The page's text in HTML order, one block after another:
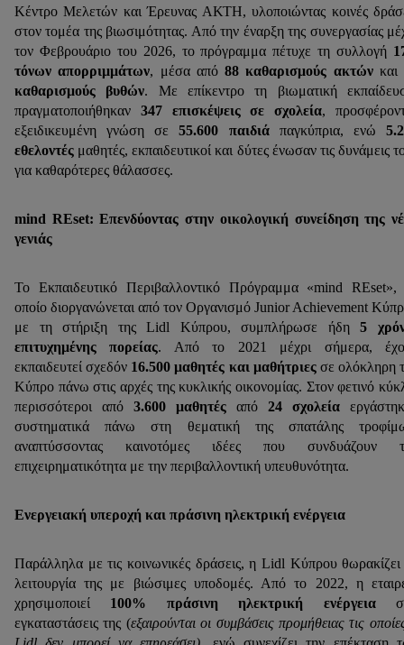
Κέντρο Μελετών και Έρευνας ΑΚΤΗ, υλοποιώντας κοινές
στον τομέα της βιωσιμότητας. Από την έναρξη της συνεργασίας
τον Φεβρουάριο του 2026, το πρόγραμμα πέτυχε τη συλλογή
τόνων απορριμμάτων, μέσα από 88 καθαρισμούς ακτώνκαι
καθαρισμούς βυθών. Με επίκεντρο τη βιωματική
πραγματοποιήθηκαν 347 επισκέψεις σε σχολεία,
εξειδικευμένη γνώση σε55.600 παιδιάπαγκύπρια, ενώ
εθελοντές μαθητές, εκπαιδευτικοί και δύτες ένωσαν τις δυνάμεις
για καθαρότερες θάλασσες.
mind REset: Επενδύοντας στην οικολογική συνείδηση της
γενιάς
Το Εκπαιδευτικό Περιβαλλοντικό Πρόγραμμα «mind REset»,
οποίο διοργανώνεται από τον Οργανισμό Junior Achievement
με τη στήριξη της Lidl Κύπρου, συμπλήρωσε ήδη5
επιτυχημένης πορείας. Από το 2021 μέχρι σήμερα,
εκπαιδευτεί σχεδόν 16.500 μαθητές και μαθήτριεςσε ολόκληρη
Κύπρο πάνω στις αρχές της κυκλικής οικονομίας. Στον φετινό
περισσότεροι από 3.600 μαθητές από 24 σχολεία
συστηματικά πάνω στη θεματική της σπατάλης
αναπτύσσοντας καινοτόμες ιδέες που συνδυάζουν
επιχειρηματικότητα με την περιβαλλοντική υπευθυνότητα.
Ενεργειακή υπεροχή και πράσινη ηλεκτρική ενέργεια
Παράλληλα με τις κοινωνικές δράσεις, η Lidl Κύπρου θωρακίζει
λειτουργία της με βιώσιμες υποδομές. Από το 2022, η
χρησιμοποιεί 100% πράσινη ηλεκτρική ενέργεια
εγκαταστάσεις της (εξαιρούνται οι συμβάσεις προμήθειας τις